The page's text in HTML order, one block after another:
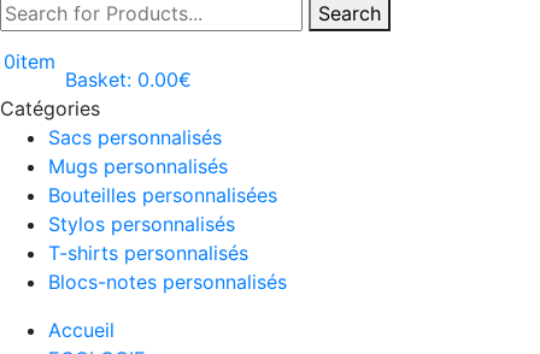
Search
0item
Basket: 0.00€
Catégories
Sacs personnalisés
Mugs personnalisés
Bouteilles personnalisées
Stylos personnalisés
T-shirts personnalisés
Blocs-notes personnalisés
Accueil